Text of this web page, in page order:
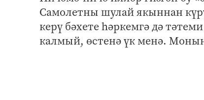
Самолетны шулай якыннан
керү бәхете һәркемгә дә
калмый, өстенә үк менә.